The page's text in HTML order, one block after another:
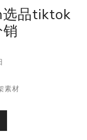
选品tiktok
素材